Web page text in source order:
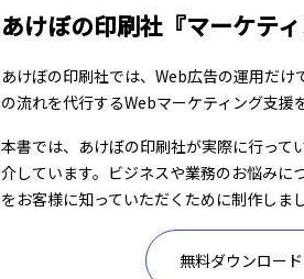
あけぼの印刷社『マーケテ
あけぼの印刷社では、Web広告の運用だ
の流れを代行するWebマーケティング支援
本書では、あけぼの印刷社が実際に行って
介しています。ビジネスや業務のお悩みに
をお客様に知っていただくために制作しまし
無料ダウンロー